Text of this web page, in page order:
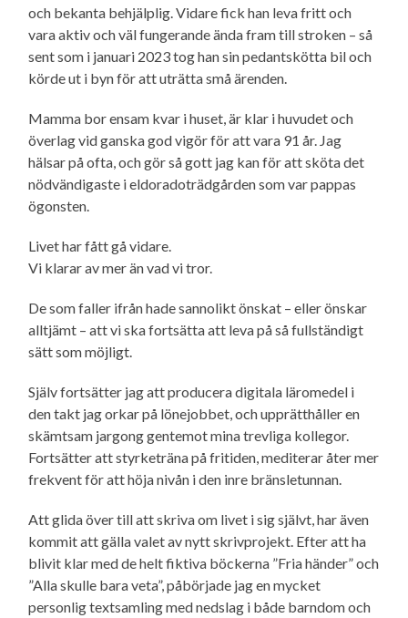
och bekanta behjälplig. Vidare fick han leva fritt och
vara aktiv och väl fungerande ända fram till stroken – så
sent som i januari 2023 tog han sin pedantskötta bil och
körde ut i byn för att uträtta små ärenden.
Mamma bor ensam kvar i huset, är klar i huvudet och
överlag vid ganska god vigör för att vara 91 år. Jag
hälsar på ofta, och gör så gott jag kan för att sköta det
nödvändigaste i eldorado­trädgården som var pappas
ögonsten.
Livet har fått gå vidare.
Vi klarar av mer än vad vi tror.
De som faller ifrån hade sannolikt önskat – eller önskar
alltjämt – att vi ska fortsätta att leva på så fullständigt
sätt som möjligt.
Själv fortsätter jag att producera digitala läromedel i
den takt jag orkar på lönejobbet, och upprätthåller en
skämtsam jargong gentemot mina trevliga kollegor.
Fortsätter att styrketräna på fritiden, mediterar åter mer
frekvent för att höja nivån i den inre bränsletunnan.
Att glida över till att skriva om livet i sig självt, har även
kommit att gälla valet av nytt skrivprojekt. Efter att ha
blivit klar med de helt fiktiva böckerna ”Fria händer” och
”Alla skulle bara veta”, påbörjade jag en mycket
personlig textsamling med nedslag i både barndom och